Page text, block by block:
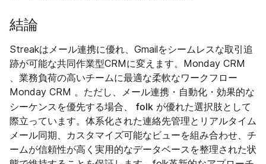
結論
Streakはメール連携に優れ、Gmailをシームレスな取引追
跡が可能な共同作業型CRMに変えます。Monday CRM
、業務負荷の高いチームに最適な柔軟なワークフロー
Monday CRM 。ただし、メール連携・自動化・効果的な
シーケンスを優先する場合、 folk が優れた選択肢として
際立っています。体系化された連絡先管理とリアルタイム
メール同期、カスタマイズ可能なビューを組み合わせ、チ
ームが信頼性が高く実用的なデータベースを整理された状